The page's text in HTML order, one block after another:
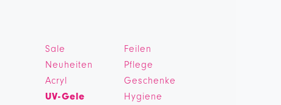
Sale
Neuheiten
Acryl
UV-Gele
Feilen
Pflege
Geschenke
Hygiene